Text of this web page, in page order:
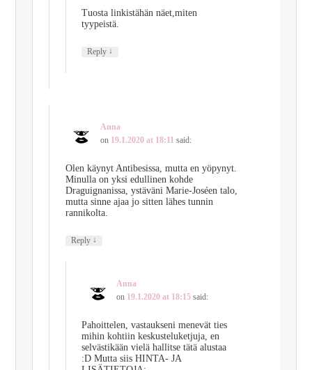
Tuosta linkistähän näet,miten
tyypeistä.
Reply ↓
Anna
on 19.1.2020 at 18:11 said:
Olen käynyt Antibesissa, mutta en yöpynyt.
Minulla on yksi edullinen kohde
Draguignanissa, ystäväni Marie-Joséen talo,
mutta sinne ajaa jo sitten lähes tunnin
rannikolta.
Reply ↓
Anna
on 19.1.2020 at 18:15 said:
Pahoittelen, vastaukseni menevät ties
mihin kohtiin keskusteluketjuja, en
selvästikään vielä hallitse tätä alustaa
:D Mutta siis HINTA- JA